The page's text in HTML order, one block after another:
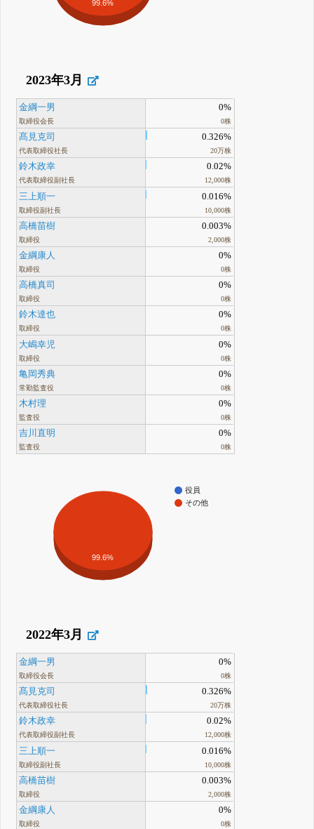
99.6%
2023年3月
金綱一男
取締役会長
0%
0株
髙見克司
代表取締役社長
0.326%
20万株
鈴木政幸
代表取締役副社長
0.02%
12,000株
三上順一
取締役副社長
0.016%
10,000株
高橋苗樹
取締役
0.003%
2,000株
金綱康人
取締役
0%
0株
高橋真司
取締役
0%
0株
鈴木達也
取締役
0%
0株
大嶋幸児
取締役
0%
0株
亀岡秀典
常勤監査役
0%
0株
木村理
監査役
0%
0株
吉川直明
監査役
0%
0株
役員
その他
99.6%
2022年3月
金綱一男
取締役会長
0%
0株
髙見克司
代表取締役社長
0.326%
20万株
鈴木政幸
代表取締役副社長
0.02%
12,000株
三上順一
取締役副社長
0.016%
10,000株
高橋苗樹
取締役
0.003%
2,000株
金綱康人
取締役
0%
0株